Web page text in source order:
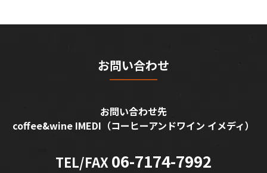
お問い合わせ
お問い合わせ先
coffee&wine IMEDI （コーヒーアンドワイン イメディ）
TEL/FAX 06-7174-7992